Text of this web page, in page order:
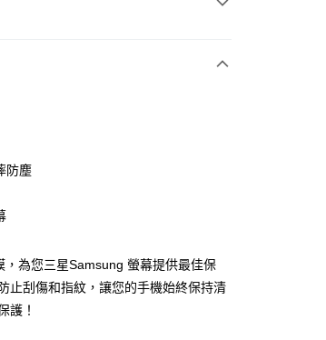
防塵
，為您三星Samsung 螢幕提供最佳保
止刮傷和指紋，讓您的手機始終保持清
護！